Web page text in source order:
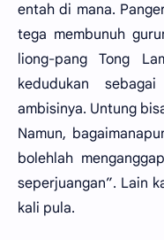
entah di mana.
tega membunuh
liong-pang Tong
kedudukan
ambisinya. Untung
Namun,
bolehlah
seperjuangan”. Lain
kali pula.